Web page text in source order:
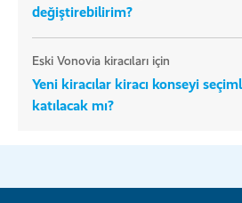
değiştirebilirim?
Eski Vonovia kiracıları için
Yeni kiracılar kiracı konseyi
katılacak mı?